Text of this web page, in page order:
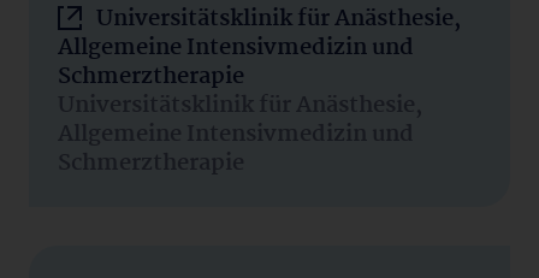
Universitätsklinik für Anästhesie,
Allgemeine Intensivmedizin und
Schmerztherapie
Universitätsklinik für Anästhesie,
Allgemeine Intensivmedizin und
Schmerztherapie